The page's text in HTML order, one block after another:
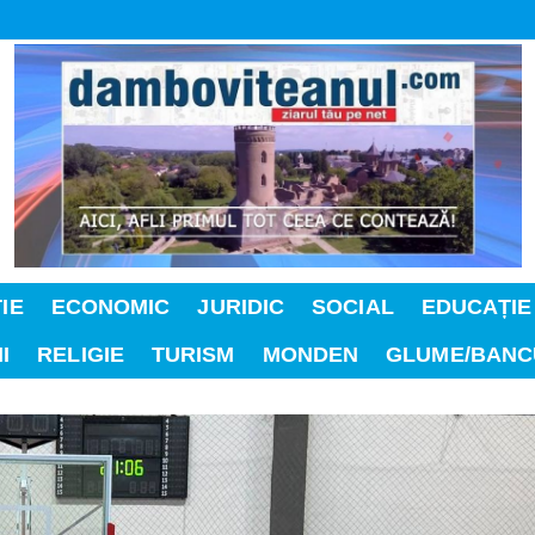
ECONOMIC JURIDIC SOCIAL
EDUCAȚIE
RELIGIE TURISM MONDEN GLUME/